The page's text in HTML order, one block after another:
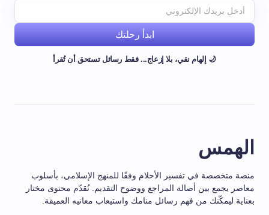
ابدأ رحلتك
🌙 إلهام نقي، بلا إزعاج... فقط رسائل تستحق أن تُقرأ
الهمس
منصة متخصصة في تفسير الأحلام وفقًا للمنهج الإسلامي، بأسلوب
معاصر يجمع بين أصالة المراجع ووضوح التقديم. نُقدّم محتوى مختار
بعناية ليمكّنك من فهم رسائل منامك واستيعاب معانيه العميقة.